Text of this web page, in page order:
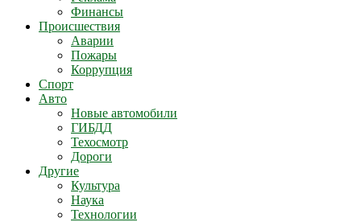
Финансы
Происшествия
Аварии
Пожары
Коррупция
Спорт
Авто
Новые автомобили
ГИБДД
Техосмотр
Дороги
Другие
Культура
Наука
Технологии